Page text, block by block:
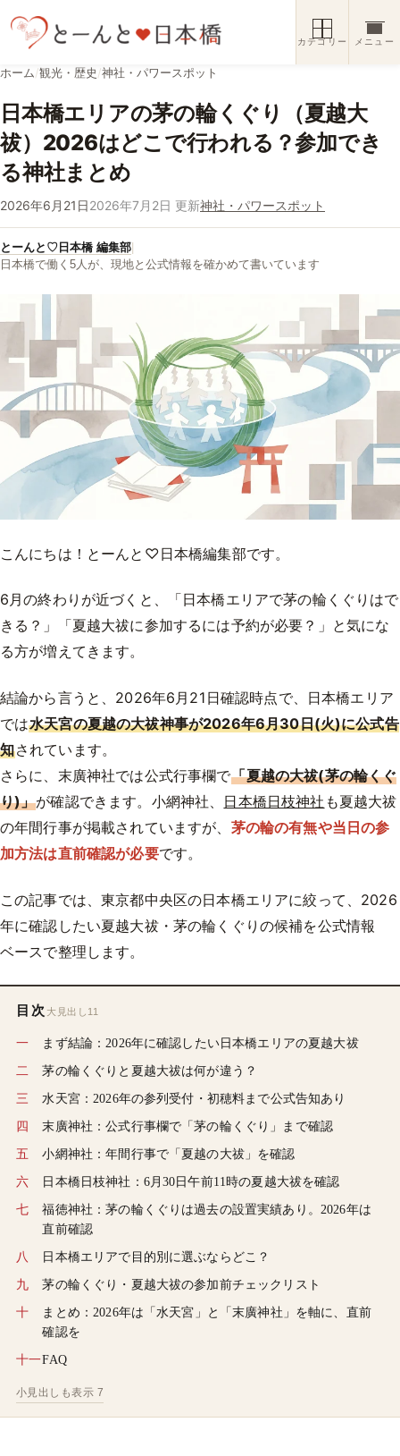
カテゴリー メニュー
ホーム/観光・歴史 /神社・パワースポット
日本橋エリアの茅の輪くぐり（夏越大
祓）2026はどこで行われる？参加でき
る神社まとめ
2026年6月21日2026年7月2日 更新神社・パワースポット
とーんと♡日本橋 編集部
日本橋で働く5人が、現地と公式情報を確かめて書いています
こんにちは！とーんと♡日本橋編集部です。
6月の終わりが近づくと、「日本橋エリアで茅の輪くぐりはで
きる？」「夏越大祓に参加するには予約が必要？」と気にな
る方が増えてきます。
結論から言うと、2026年6月21日確認時点で、日本橋エリア
では水天宮の夏越の大祓神事が2026年6月30日(火)に公式告
知されています。
さらに、末廣神社では公式行事欄で「夏越の大祓(茅の輪くぐ
り)」が確認できます。小網神社、 日本橋日枝神社 も夏越大祓
の年間行事が掲載されていますが、 茅の輪の有無や当日の参
加方法は直前確認が必要です。
この記事では、東京都中央区の日本橋エリアに絞って、2026
年に確認したい夏越大祓・茅の輪くぐりの候補を公式情報
ベースで整理します。
目次 大見出し11
まず結論：2026年に確認したい日本橋エリアの夏越大祓
茅の輪くぐりと夏越大祓は何が違う？
水天宮：2026年の参列受付・初穂料まで公式告知あり
末廣神社：公式行事欄で「茅の輪くぐり」まで確認
小網神社：年間行事で「夏越の大祓」を確認
日本橋日枝神社：6月30日午前11時の夏越大祓を確認
福徳神社：茅の輪くぐりは過去の設置実績あり。2026年は
直前確認
日本橋エリアで目的別に選ぶならどこ？
茅の輪くぐり・夏越大祓の参加前チェックリスト
まとめ：2026年は「水天宮」と「末廣神社」を軸に、直前
確認を
FAQ
小見出しも表示 7